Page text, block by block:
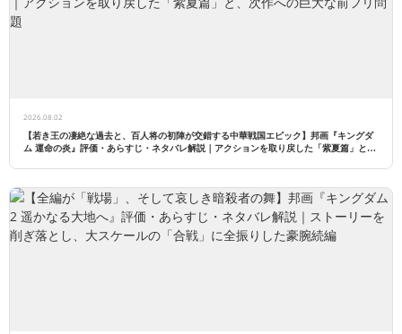
2026.08.02
【若き王の凄絶な過去と、百人将の初陣が交錯する中華戦国エピック】邦画『キングダ
ム 運命の炎』評価・あらすじ・ネタバレ解説｜アクションを取り戻した「紫夏篇」と、